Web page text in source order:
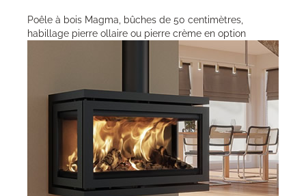
Poêle à bois Magma, bûches de 50 centimètres,
habillage pierre ollaire ou pierre crème en option